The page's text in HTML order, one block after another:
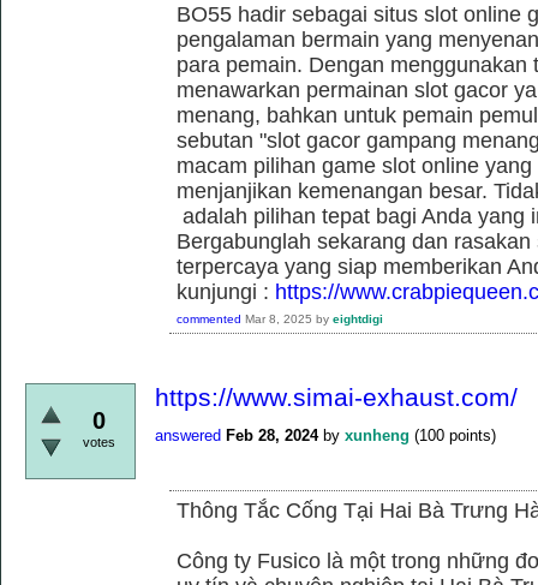
BO55 hadir sebagai situs slot online
pengalaman bermain yang
para pemain. Dengan menggunakan
menawarkan permainan slot gacor
menang, bahkan untuk pemain
sebutan "slot gacor gampang
macam pilihan game slot online
menjanjikan kemenangan besar.
adalah pilihan tepat bagi Anda yang
Bergabunglah sekarang dan
terpercaya yang siap memberikan
kunjungi : https://
commented Mar 8, 2025 by eightdigi
0
votes
https://www.simai-exhaust.com/
answered Feb 28, 2024 by xunheng (100 points)
Thông Tắc Cống Tại Hai Bà Trưng
Công ty Fusico là một trong những